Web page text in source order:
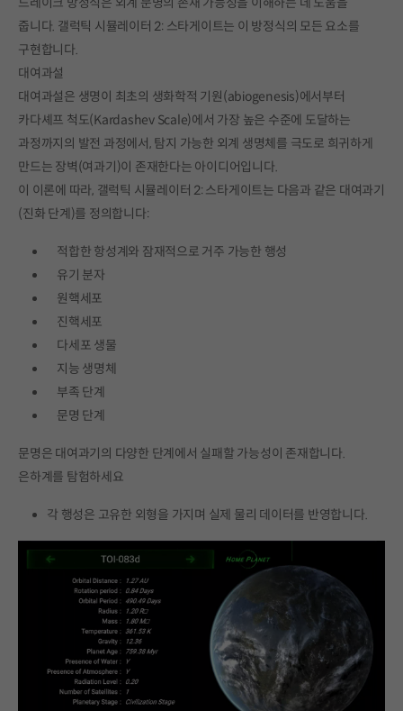
줍니다. 갤럭틱 시뮬레이터 2: 스타게이트는 이 방정식의 모든 요소를
구현합니다.
대여과설
대여과설은 생명이 최초의 생화학적 기원(abiogenesis)에서부터
카다셰프 척도(Kardashev Scale)에서 가장 높은 수준에 도달하는
과정까지의 발전 과정에서, 탐지 가능한 외계 생명체를 극도로 희귀하게
만드는 장벽(여과기)이 존재한다는 아이디어입니다.
이 이론에 따라, 갤럭틱 시뮬레이터 2: 스타게이트는 다음과 같은 대여과기
(진화 단계)를 정의합니다:
적합한 항성계와 잠재적으로 거주 가능한 행성
유기 분자
원핵세포
진핵세포
다세포 생물
지능 생명체
부족 단계
문명 단계
문명은 대여과기의 다양한 단계에서 실패할 가능성이 존재합니다.
은하계를 탐험하세요
각 행성은 고유한 외형을 가지며 실제 물리 데이터를 반영합니다.